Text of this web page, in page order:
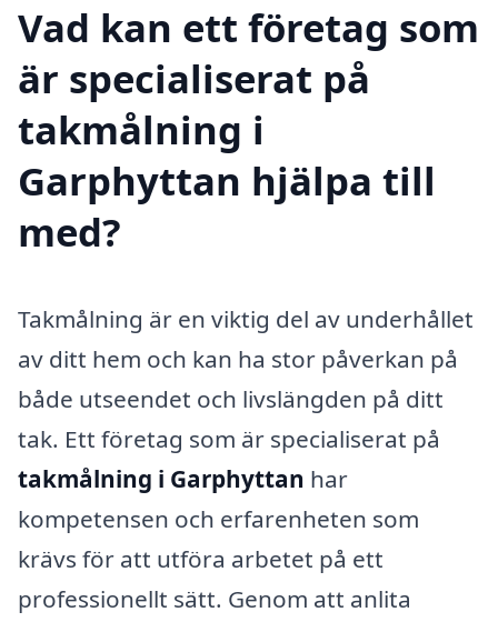
Vad kan ett företag som
är specialiserat på
takmålning i
Garphyttan hjälpa till
med?
Takmålning är en viktig del av underhållet
av ditt hem och kan ha stor påverkan på
både utseendet och livslängden på ditt
tak. Ett företag som är specialiserat på
takmålning i Garphyttan har
kompetensen och erfarenheten som
krävs för att utföra arbetet på ett
professionellt sätt. Genom att anlita